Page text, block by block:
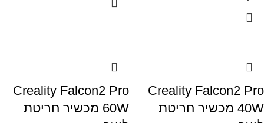
Creality Falcon2 Pro
40W מכשיר חריטת
Creality Falcon2 Pro
60W מכשיר חריטת